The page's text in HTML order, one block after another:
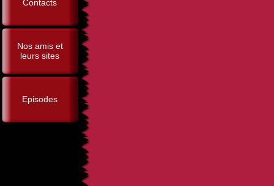
Contacts
Nos amis et
leurs sites
Episodes